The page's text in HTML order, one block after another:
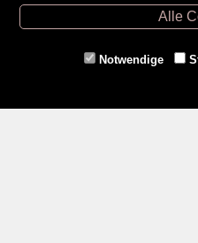
Hollabrunn -
Eggenburg
Gmünd -
Alle
Notwendige